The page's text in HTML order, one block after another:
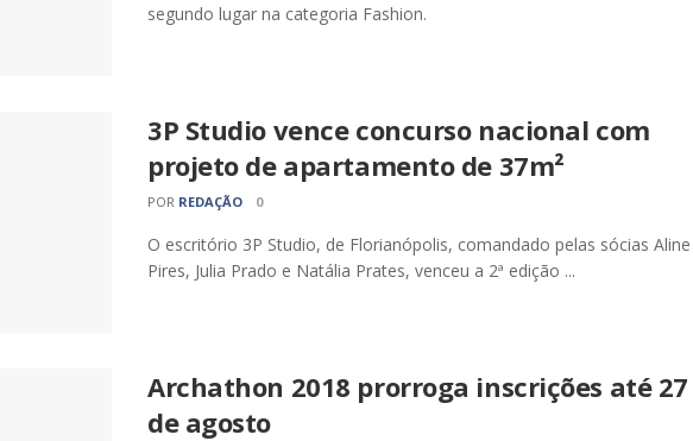
segundo lugar na categoria Fashion.
3P Studio vence concurso nacional com
projeto de apartamento de 37m²
POR REDAÇÃO 0
O escritório 3P Studio, de Florianópolis, comandado pelas sócias Aline
Pires, Julia Prado e Natália Prates, venceu a 2ª edição ...
Archathon 2018 prorroga inscrições até 27
de agosto